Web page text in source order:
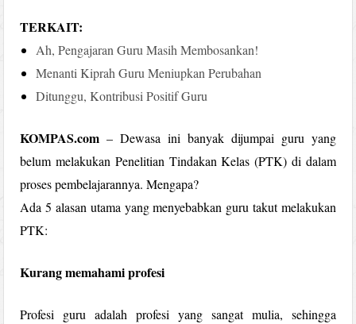
TERKAIT:
Ah, Pengajaran Guru Masih Membosankan!
Menanti Kiprah Guru Meniupkan Perubahan
Ditunggu, Kontribusi Positif Guru
KOMPAS.com – Dewasa ini banyak dijumpai guru yang
belum melakukan Penelitian Tindakan Kelas (PTK) di dalam
proses pembelajarannya. Mengapa?
Ada 5 alasan utama yang menyebabkan guru takut melakukan
PTK:
Kurang memahami profesi
Profesi guru adalah profesi yang sangat mulia, sehingga